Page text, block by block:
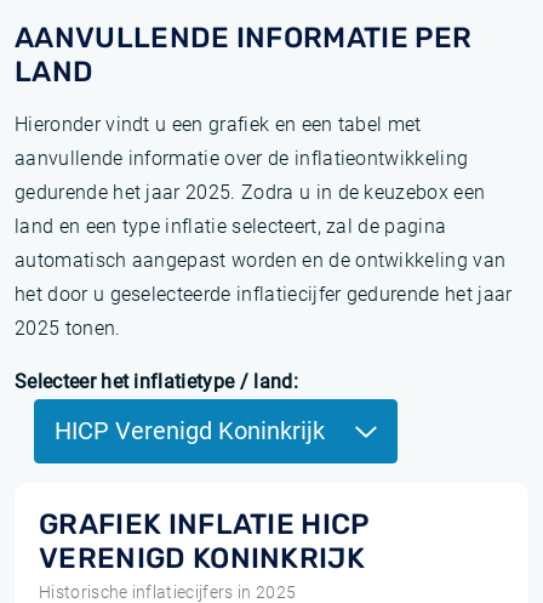
AANVULLENDE INFORMATIE PER
LAND
Hieronder vindt u een grafiek en een tabel met
aanvullende informatie over de inflatieontwikkeling
gedurende het jaar 2025. Zodra u in de keuzebox een
land en een type inflatie selecteert, zal de pagina
automatisch aangepast worden en de ontwikkeling van
het door u geselecteerde inflatiecijfer gedurende het jaar
2025 tonen.
Selecteer het inflatietype / land:
HICP Verenigd Koninkrijk
GRAFIEK INFLATIE HICP
VERENIGD KONINKRIJK
Historische inflatiecijfers in 2025